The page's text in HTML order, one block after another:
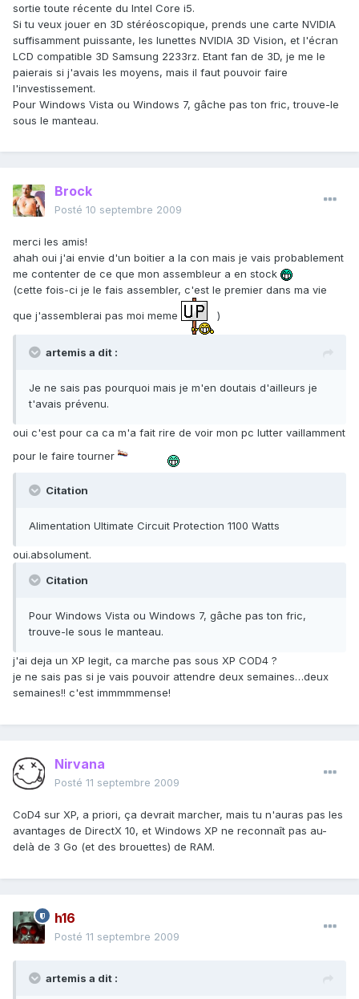
sortie toute récente du Intel Core i5.
Si tu veux jouer en 3D stéréoscopique, prends une carte NVIDIA
suffisamment puissante, les lunettes NVIDIA 3D Vision, et l'écran
LCD compatible 3D Samsung 2233rz. Etant fan de 3D, je me le
paierais si j'avais les moyens, mais il faut pouvoir faire
l'investissement.
Pour Windows Vista ou Windows 7, gâche pas ton fric, trouve-le
sous le manteau.
Brock
Posté 10 septembre 2009
merci les amis!
ahah oui j'ai envie d'un boitier a la con mais je vais probablement
me contenter de ce que mon assembleur a en stock
(cette fois-ci je le fais assembler, c'est le premier dans ma vie
que j'assemblerai pas moi meme
)
artemis a dit :
Je ne sais pas pourquoi mais je m'en doutais d'ailleurs je
t'avais prévenu.
oui c'est pour ca ca m'a fait rire de voir mon pc lutter vaillamment
pour le faire tourner
Citation
Alimentation Ultimate Circuit Protection 1100 Watts
oui.absolument.
Citation
Pour Windows Vista ou Windows 7, gâche pas ton fric,
trouve-le sous le manteau.
j'ai deja un XP legit, ca marche pas sous XP COD4 ?
je ne sais pas si je vais pouvoir attendre deux semaines…deux
semaines!! c'est immmmmense!
Nirvana
Posté 11 septembre 2009
CoD4 sur XP, a priori, ça devrait marcher, mais tu n'auras pas les
avantages de DirectX 10, et Windows XP ne reconnaît pas au-
delà de 3 Go (et des brouettes) de RAM.
h16
Posté 11 septembre 2009
artemis a dit :